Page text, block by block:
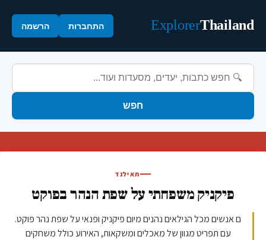
Thailand
Explorer התחברות הרשמה
חפש
תאילנד
פיקניק משפחתי על שפת הנהר בפוקט
ם אנשים מכל הגילאים נהנים מיום פיקניק ופנאי על שפת נהר פוקט.
עם תפריט מגוון של מאכלים ומשקאות, האירוע כולל משחקים